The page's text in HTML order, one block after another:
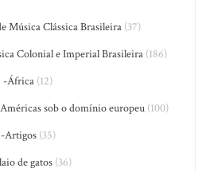
Música Clássica Brasileira (37)
Colonial e Imperial Brasileira (186)
-África (12)
sob o domínio europeu(100)
-Artigos(35)
de gatos (36)